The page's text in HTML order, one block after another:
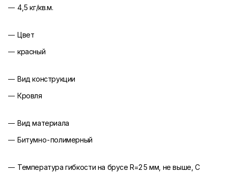
4,5 кг/кв.м.
Цвет
красный
Вид конструкции
Кровля
Вид материала
Битумно-полимерный
Температура гибкости на брусе R=25 мм, не выше, С